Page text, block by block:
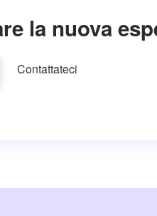
la nuova
Contattateci